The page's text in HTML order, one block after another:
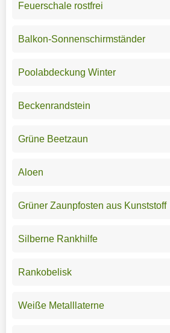
Feuerschale rostfrei
Balkon-Sonnenschirmständer
Poolabdeckung Winter
Beckenrandstein
Grüne Beetzaun
Aloen
Grüner Zaunpfosten aus Kunststoff
Silberne Rankhilfe
Rankobelisk
Weiße Metalllaterne